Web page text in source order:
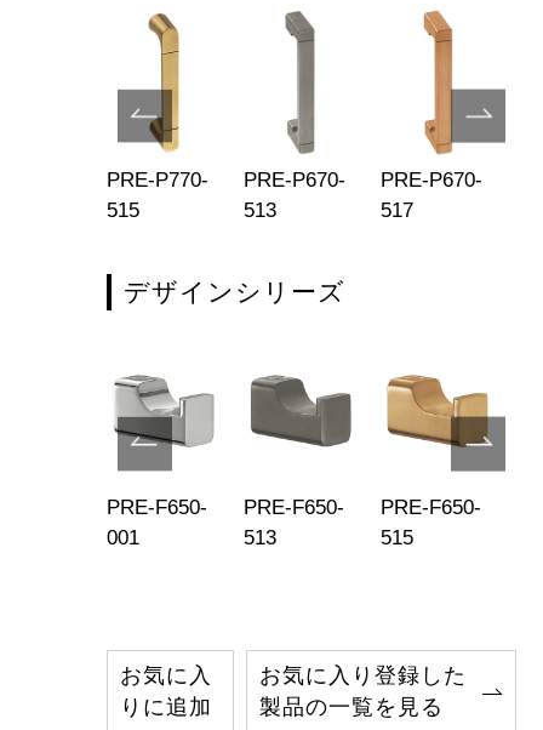
PRE-P770-
515
PRE-P670-
513
PRE-P670-
517
デザインシリーズ
PRE-F650-
001
PRE-F650-
513
PRE-F650-
515
お気に入
りに追加
お気に入り登録した
製品の一覧を見る